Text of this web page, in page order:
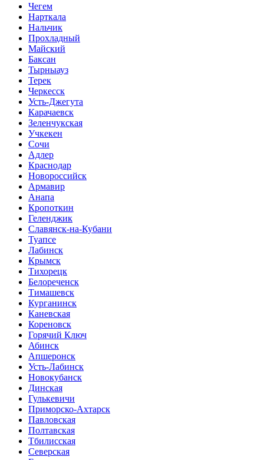
Чегем
Нарткала
Нальчик
Прохладный
Майский
Баксан
Тырныауз
Терек
Черкесск
Усть-Джегута
Карачаевск
Зеленчукская
Учкекен
Сочи
Адлер
Краснодар
Новороссийск
Армавир
Анапа
Кропоткин
Геленджик
Славянск-на-Кубани
Туапсе
Лабинск
Крымск
Тихорецк
Белореченск
Тимашевск
Курганинск
Каневская
Кореновск
Горячий Ключ
Абинск
Апшеронск
Усть-Лабинск
Новокубанск
Динская
Гулькевичи
Приморско-Ахтарск
Павловская
Полтавская
Тбилисская
Северская